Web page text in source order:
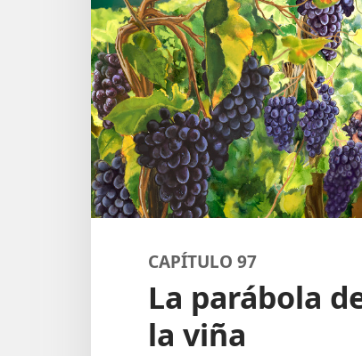
CAPÍTULO 97
La parábola
la viña